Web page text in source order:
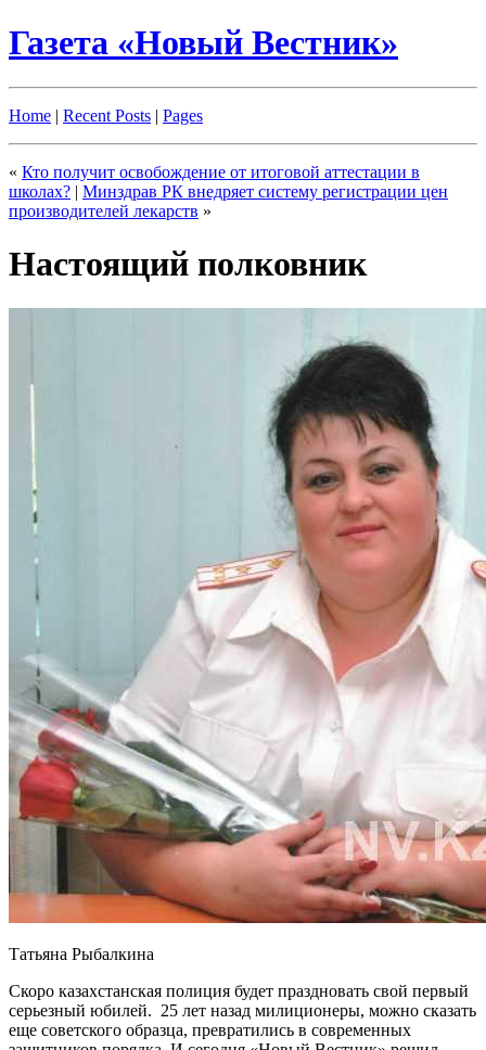
Газета «Новый Вестник»
Home | Recent Posts | Pages
« Кто получит освобождение от итоговой аттестации в
школах? | Минздрав РК внедряет систему регистрации цен
производителей лекарств »
Настоящий полковник
Татьяна Рыбалкина
Скоро казахстанская полиция будет праздновать свой первый
серьезный юбилей. 25 лет назад милиционеры, можно сказать
еще советского образца, превратились в современных